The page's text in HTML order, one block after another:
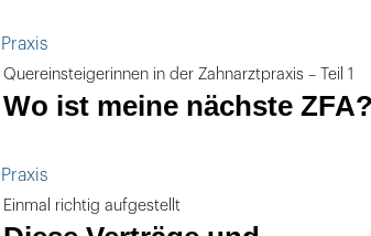
Praxis
Quereinsteigerinnen in der Zahnarztpraxis – Teil 1
Wo ist meine nächste ZFA?
Praxis
Einmal richtig aufgestellt